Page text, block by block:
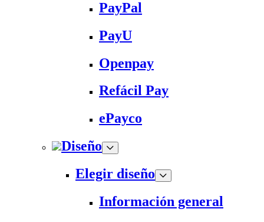
PayPal
PayU
Openpay
Refácil Pay
ePayco
Diseño
Elegir diseño
Información general